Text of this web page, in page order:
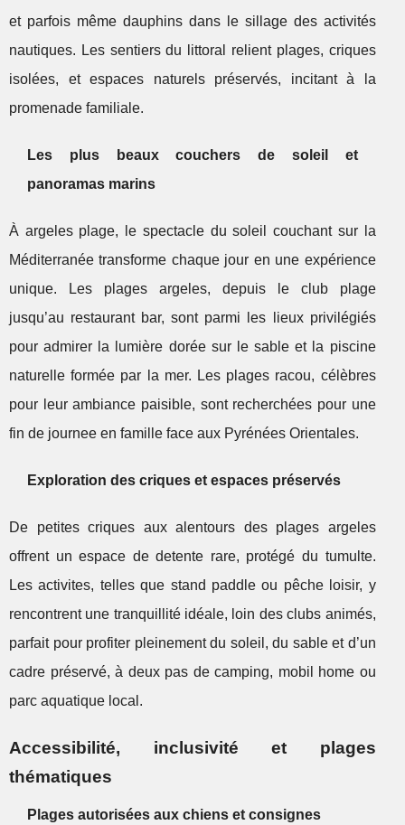
et parfois même dauphins dans le sillage des activités
nautiques. Les sentiers du littoral relient plages, criques
isolées, et espaces naturels préservés, incitant à la
promenade familiale.
Les plus beaux couchers de soleil et
panoramas marins
À argeles plage, le spectacle du soleil couchant sur la
Méditerranée transforme chaque jour en une expérience
unique. Les plages argeles, depuis le club plage
jusqu’au restaurant bar, sont parmi les lieux privilégiés
pour admirer la lumière dorée sur le sable et la piscine
naturelle formée par la mer. Les plages racou, célèbres
pour leur ambiance paisible, sont recherchées pour une
fin de journee en famille face aux Pyrénées Orientales.
Exploration des criques et espaces préservés
De petites criques aux alentours des plages argeles
offrent un espace de detente rare, protégé du tumulte.
Les activites, telles que stand paddle ou pêche loisir, y
rencontrent une tranquillité idéale, loin des clubs animés,
parfait pour profiter pleinement du soleil, du sable et d’un
cadre préservé, à deux pas de camping, mobil home ou
parc aquatique local.
Accessibilité, inclusivité et plages
thématiques
Plages autorisées aux chiens et consignes